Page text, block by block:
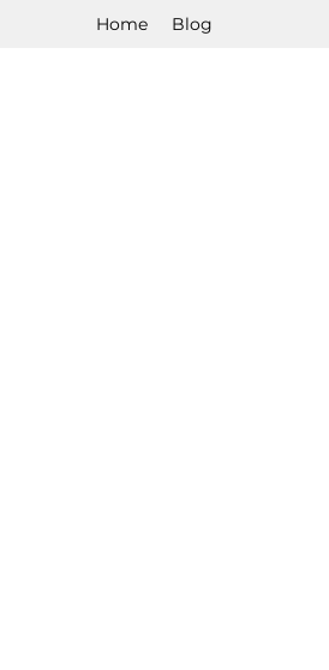
Home Blog